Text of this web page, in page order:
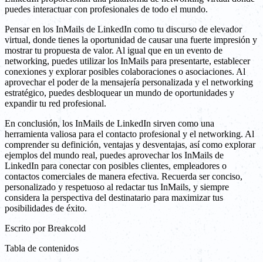
puedes interactuar con profesionales de todo el mundo.
Pensar en los InMails de LinkedIn como tu discurso de elevador
virtual, donde tienes la oportunidad de causar una fuerte impresión y
mostrar tu propuesta de valor. Al igual que en un evento de
networking, puedes utilizar los InMails para presentarte, establecer
conexiones y explorar posibles colaboraciones o asociaciones. Al
aprovechar el poder de la mensajería personalizada y el networking
estratégico, puedes desbloquear un mundo de oportunidades y
expandir tu red profesional.
En conclusión, los InMails de LinkedIn sirven como una
herramienta valiosa para el contacto profesional y el networking. Al
comprender su definición, ventajas y desventajas, así como explorar
ejemplos del mundo real, puedes aprovechar los InMails de
LinkedIn para conectar con posibles clientes, empleadores o
contactos comerciales de manera efectiva. Recuerda ser conciso,
personalizado y respetuoso al redactar tus InMails, y siempre
considera la perspectiva del destinatario para maximizar tus
posibilidades de éxito.
Escrito por Breakcold
Tabla de contenidos